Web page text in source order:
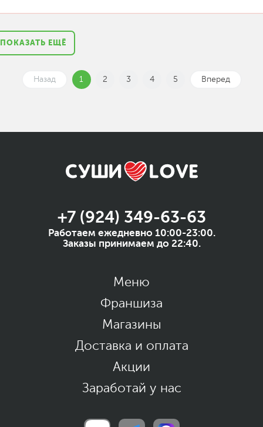
ПОКАЗАТЬ ЕЩЁ
Назад 1 2 3 4 5 Вперед
+7 (924) 349-63-63
Работаем ежедневно 10:00-23:00.
Заказы принимаем до 22:40.
Меню
Франшиза
Магазины
Доставка и оплата
Акции
Заработай у нас